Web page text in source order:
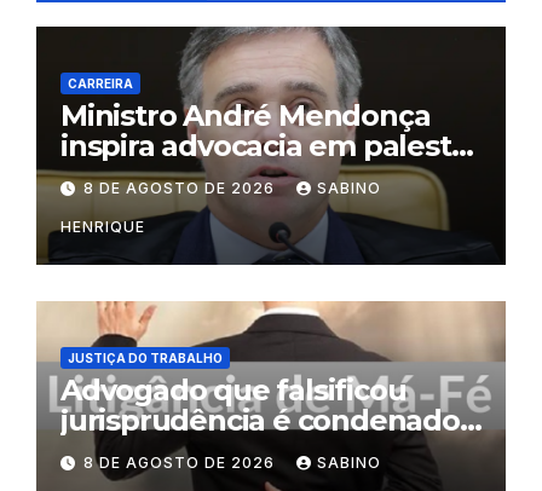
CARREIRA
Ministro André Mendonça
inspira advocacia em palestra
na OAB do Rio
8 DE AGOSTO DE 2026 SABINO
HENRIQUE
JUSTIÇA DO TRABALHO
Advogado que falsificou
jurisprudência é condenado
por litigância de má-fé
8 DE AGOSTO DE 2026 SABINO